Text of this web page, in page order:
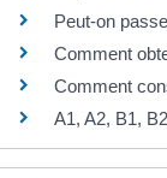
Peut-on
Comment
Comment
A1, A2, B1,